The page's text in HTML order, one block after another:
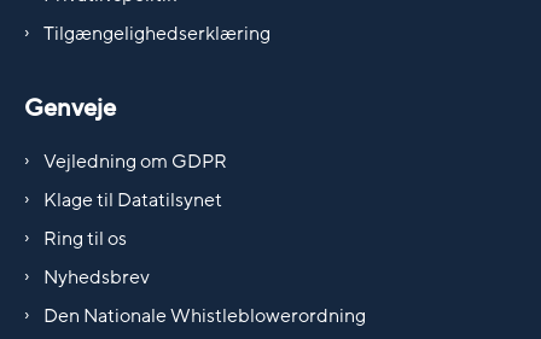
Tilgængelighedserklæring
Genveje
Vejledning om GDPR
Klage til Datatilsynet
Ring til os
Nyhedsbrev
Den Nationale Whistleblowerordning